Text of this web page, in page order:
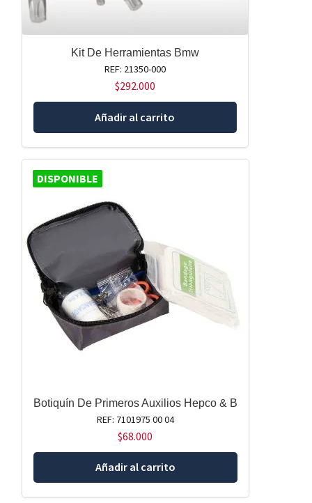
Kit De Herramientas Bmw
REF: 21350-000
$292.000
Añadir al carrito
DISPONIBLE
Botiquín De Primeros Auxilios Hepco & B
REF: 7101975 00 04
$68.000
Añadir al carrito